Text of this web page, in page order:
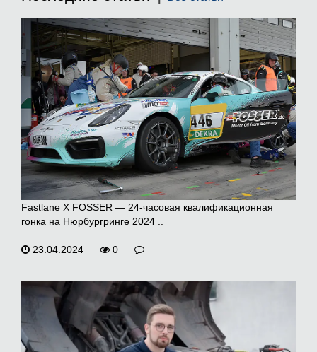
Fastlane X FOSSER — 24-часовая квалификационная
гонка на Нюрбургринге 2024 ..
23.04.2024 0